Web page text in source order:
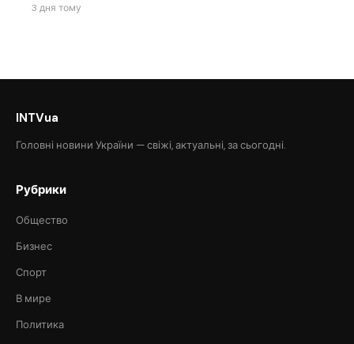
3 дня тому
INTVua
Головні новини України — свіжі, актуальні, за сьогодні.
Рубрики
Общество
Бизнес
Спорт
В мире
Политика